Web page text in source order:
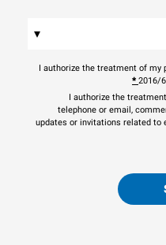
▾
I authorize the treatment of my
2016/
*
I authorize the
telephone or email,
updates or invitations related to